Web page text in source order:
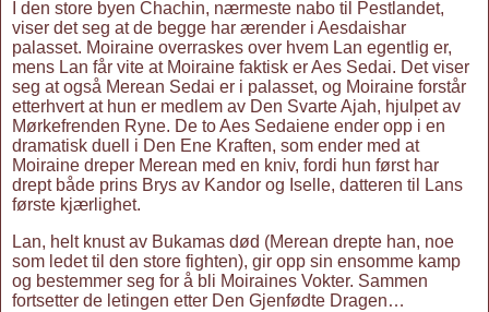
I den store byen Chachin, nærmeste nabo til Pestlandet,
viser det seg at de begge har ærender i Aesdaishar
palasset. Moiraine overraskes over hvem Lan egentlig er,
mens Lan får vite at Moiraine faktisk er Aes Sedai. Det viser
seg at også Merean Sedai er i palasset, og Moiraine forstår
etterhvert at hun er medlem av Den Svarte Ajah, hjulpet av
Mørkefrenden Ryne. De to Aes Sedaiene ender opp i en
dramatisk duell i Den Ene Kraften, som ender med at
Moiraine dreper Merean med en kniv, fordi hun først har
drept både prins Brys av Kandor og Iselle, datteren til Lans
første kjærlighet.
Lan, helt knust av Bukamas død (Merean drepte han, noe
som ledet til den store fighten), gir opp sin ensomme kamp
og bestemmer seg for å bli Moiraines Vokter. Sammen
fortsetter de letingen etter Den Gjenfødte Dragen…